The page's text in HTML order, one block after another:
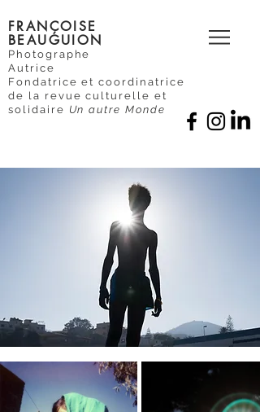
FRANÇOISE
BEAUGUION
Photographe
Autrice
Fondatrice et coordinatrice
de la revue culturelle et
solidaire Un autre Monde